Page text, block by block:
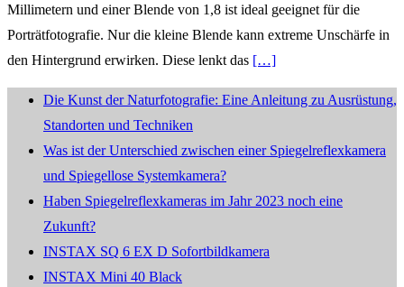
Millimetern und einer Blende von 1,8 ist ideal geeignet für die
Porträtfotografie. Nur die kleine Blende kann extreme Unschärfe in
den Hintergrund erwirken. Diese lenkt das […]
Die Kunst der Naturfotografie: Eine Anleitung zu Ausrüstung,
Standorten und Techniken
Was ist der Unterschied zwischen einer Spiegelreflexkamera
und Spiegellose Systemkamera?
Haben Spiegelreflexkameras im Jahr 2023 noch eine
Zukunft?
INSTAX SQ 6 EX D Sofortbildkamera
INSTAX Mini 40 Black